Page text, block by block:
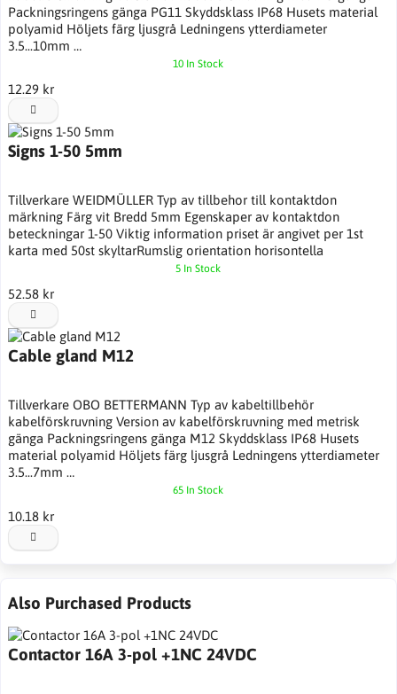
Packningsringens gänga PG11 Skyddsklass IP68 Husets material
polyamid Höljets färg ljusgrå Ledningens ytterdiameter
3.5...10mm …
10 In Stock
12.29 kr
Signs 1-50 5mm
Tillverkare WEIDMÜLLER Typ av tillbehor till kontaktdon
märkning Färg vit Bredd 5mm Egenskaper av kontaktdon
beteckningar 1-50 Viktig information priset är angivet per 1st
karta med 50st skyltarRumslig orientation horisontella
5 In Stock
52.58 kr
Cable gland M12
Tillverkare OBO BETTERMANN Typ av kabeltillbehör
kabelförskruvning Version av kabelförskruvning med metrisk
gänga Packningsringens gänga M12 Skyddsklass IP68 Husets
material polyamid Höljets färg ljusgrå Ledningens ytterdiameter
3.5...7mm …
65 In Stock
10.18 kr
Also Purchased Products
Contactor 16A 3-pol +1NC 24VDC